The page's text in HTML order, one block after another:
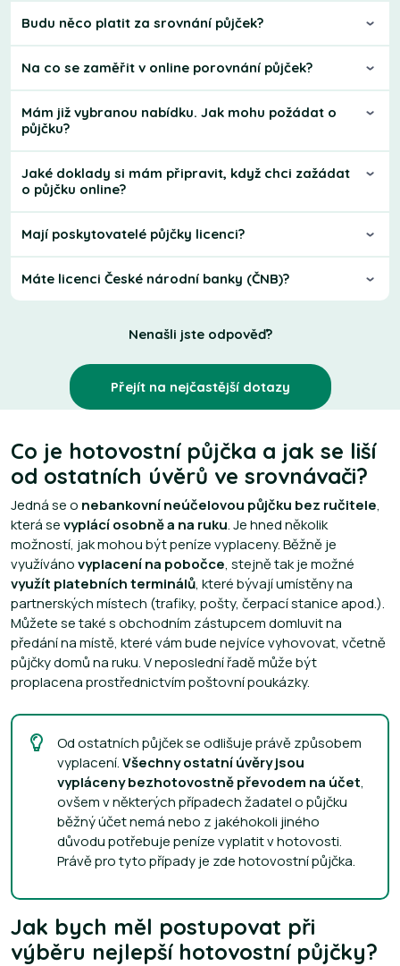
Budu něco platit za srovnání půjček?
Na co se zaměřit v online porovnání půjček?
Mám již vybranou nabídku. Jak mohu požádat o
půjčku?
Jaké doklady si mám připravit, když chci zažádat
o půjčku online?
Mají poskytovatelé půjčky licenci?
Máte licenci České národní banky (ČNB)?
Nenašli jste odpověď?
Přejít na nejčastější dotazy
Co je hotovostní půjčka a jak se liší
od ostatních úvěrů ve srovnávači?
Jedná se o nebankovní neúčelovou půjčku bez ručitele,
která sevyplácí osobně a na ruku. Je hned několik
možností, jak mohou být peníze vyplaceny. Běžně je
využívánovyplacení na pobočce, stejně tak je možné
využít platebních terminálů, které bývají umístěny na
partnerských místech (trafiky, pošty, čerpací stanice apod.).
Můžete se také s obchodním zástupcem domluvit na
předání na místě, které vám bude nejvíce vyhovovat, včetně
půjčky domů na ruku. V neposlední řadě může být
proplacena prostřednictvím poštovní poukázky.
Od ostatních půjček se odlišuje právě způsobem
vyplacení.Všechny ostatní úvěry jsou
vypláceny bezhotovostně převodem na účet,
ovšem v některých případech žadatel o půjčku
běžný účet nemá nebo z jakéhokoli jiného
důvodu potřebuje peníze vyplatit v hotovosti.
Právě pro tyto případy je zde hotovostní půjčka.
Jak bych měl postupovat při
výběru nejlepší hotovostní půjčky?